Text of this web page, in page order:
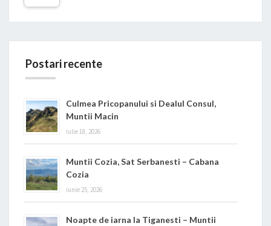
Postari recente
Culmea Pricopanului si Dealul Consul,
Muntii Macin
iulie 18, 2026
Muntii Cozia, Sat Serbanesti – Cabana
Cozia
iunie 25, 2026
Noapte de iarna la Tiganesti – Muntii